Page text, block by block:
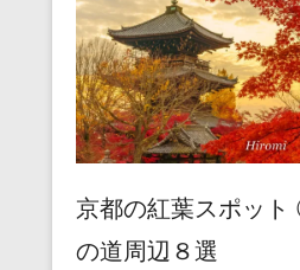
k
京都の紅葉スポッ
の道周辺８選